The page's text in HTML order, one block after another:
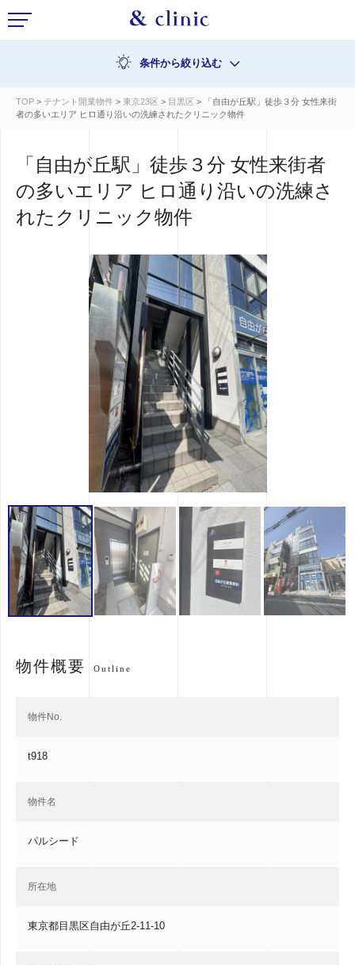
条件から絞り込む
TOP > テナント開業物件 > 東京23区 > 目黒区 > 「自由が丘駅」徒歩３分 女性来街
者の多いエリア ヒロ通り沿いの洗練されたクリニック物件
「自由が丘駅」徒歩３分 女性来街者
の多いエリア ヒロ通り沿いの洗練さ
れたクリニック物件
物件概要 Outline
物件No.
t918
物件名
パルシード
所在地
東京都目黒区自由が丘2-11-10